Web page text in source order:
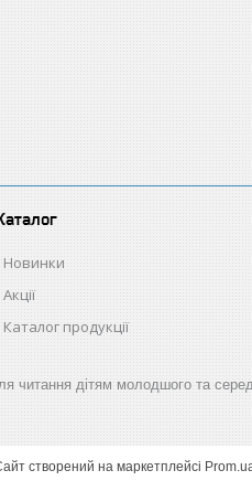
Новинки
Акції
Каталог продукції
читання дітям молодшого та
створений на маркетплейсі